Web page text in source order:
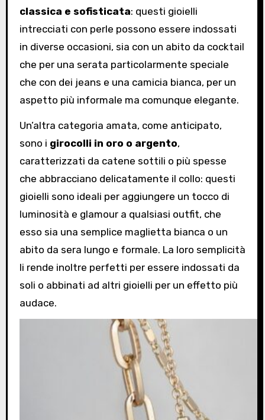
classica e sofisticata: questi gioielli
intrecciati con perle possono essere indossati
in diverse occasioni, sia con un abito da cocktail
che per una serata particolarmente speciale
che con dei jeans e una camicia bianca, per un
aspetto più informale ma comunque elegante.
Un’altra categoria amata, come anticipato,
sono i girocolli in oro o argento,
caratterizzati da catene sottili o più spesse
che abbracciano delicatamente il collo: questi
gioielli sono ideali per aggiungere un tocco di
luminosità e glamour a qualsiasi outfit, che
esso sia una semplice maglietta bianca o un
abito da sera lungo e formale. La loro semplicità
li rende inoltre perfetti per essere indossati da
soli o abbinati ad altri gioielli per un effetto più
audace.